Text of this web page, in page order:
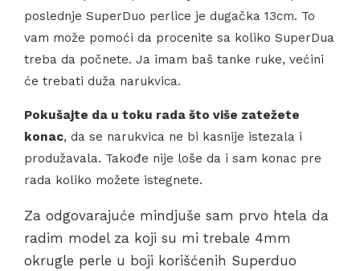
poslednje SuperDuo perlice je dugačka 13cm. To
vam može pomoći da procenite sa koliko SuperDua
treba da počnete. Ja imam baš tanke ruke, većini
će trebati duža narukvica.
Pokušajte da u toku rada što više zatežete
konac, da se narukvica ne bi kasnije istezala i
produžavala. Takođe nije loše da i sam konac pre
rada koliko možete istegnete.
Za odgovarajuće mindjuše sam prvo htela da
radim model za koji su mi trebale 4mm
okrugle perle u boji korišćenih Superduo